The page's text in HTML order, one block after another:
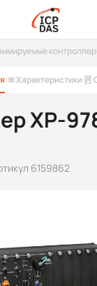
Характеристики
XP-
6159862